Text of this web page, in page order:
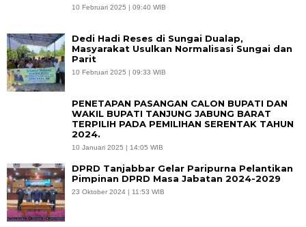
10 Februari 2025 | 09:40 WIB
Dedi Hadi Reses di Sungai Dualap,
Masyarakat Usulkan Normalisasi Sungai dan
Parit
10 Februari 2025 | 09:33 WIB
PENETAPAN PASANGAN CALON BUPATI DAN
WAKIL BUPATI TANJUNG JABUNG BARAT
TERPILIH PADA PEMILIHAN SERENTAK TAHUN
2024.
10 Januari 2025 | 14:05 WIB
DPRD Tanjabbar Gelar Paripurna Pelantikan
Pimpinan DPRD Masa Jabatan 2024-2029
23 Oktober 2024 | 11:53 WIB